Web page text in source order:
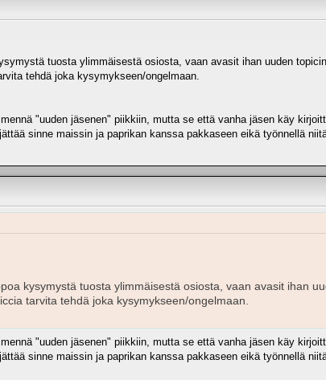
tuosta ylimmäisestä osiosta, vaan avasit ihan uuden
tehdä joka kysymykseen/ongelmaan.
"uuden jäsenen" piikkiin, mutta se että vanha jäsen käy
sinne maissin ja paprikan kanssa pakkaseen eikä työnnellä
kysymystä tuosta ylimmäisestä osiosta, vaan avasit ihan
tarvita tehdä joka kysymykseen/ongelmaan.
"uuden jäsenen" piikkiin, mutta se että vanha jäsen käy
sinne maissin ja paprikan kanssa pakkaseen eikä työnnellä